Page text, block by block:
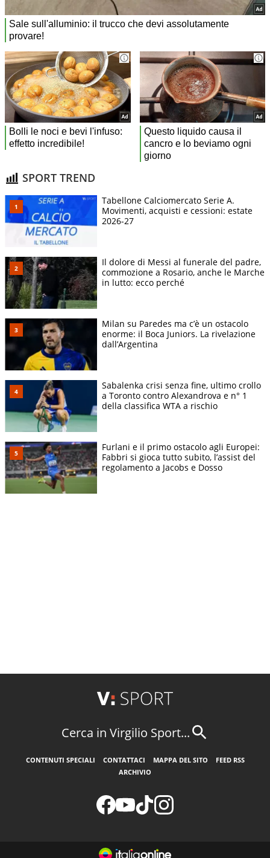
SPORT TREND
Tabellone Calciomercato Serie A.
Movimenti, acquisti e cessioni: estate
2026-27
Il dolore di Messi al funerale del padre,
commozione a Rosario, anche le Marche
in lutto: ecco perché
Milan su Paredes ma c’è un ostacolo
enorme: il Boca Juniors. La rivelazione
dall’Argentina
Sabalenka crisi senza fine, ultimo crollo
a Toronto contro Alexandrova e n° 1
della classifica WTA a rischio
Furlani e il primo ostacolo agli Europei:
Fabbri si gioca tutto subito, l’assist del
regolamento a Jacobs e Dosso
Cerca in Virgilio Sport...
CONTENUTI SPECIALI CONTATTACI MAPPA DEL SITO
FEED RSS
ARCHIVIO